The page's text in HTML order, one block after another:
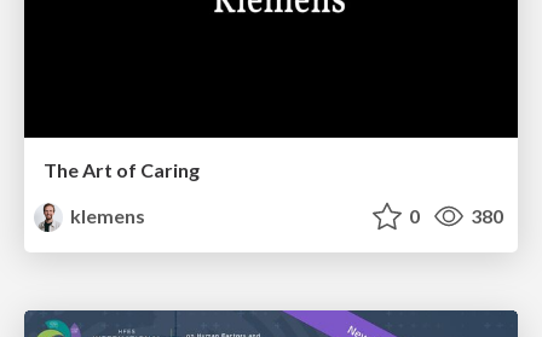
The Art of Caring
klemens
0 380